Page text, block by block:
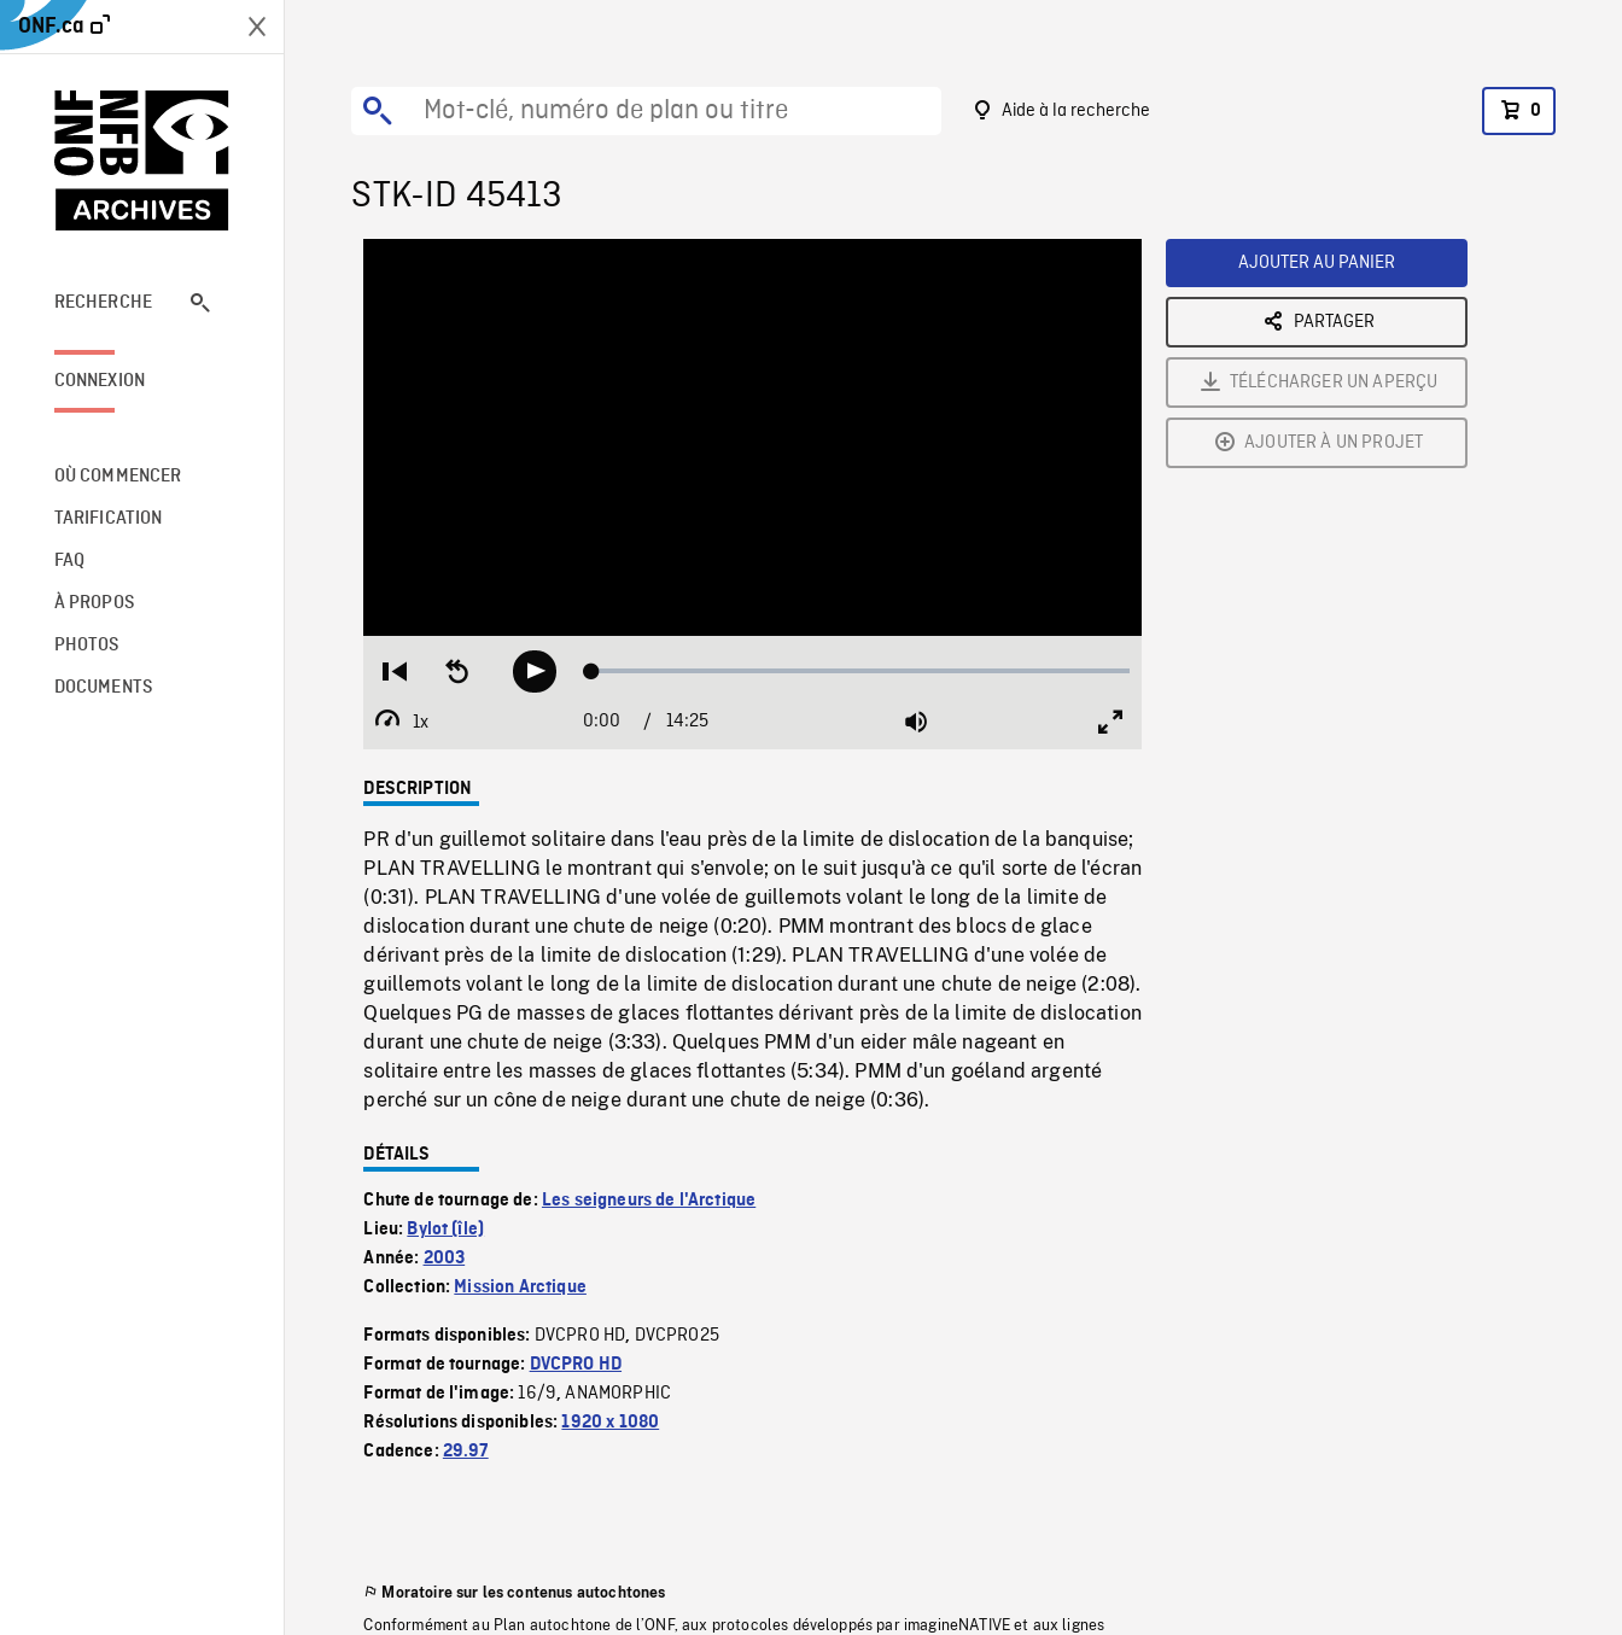
ONF.ca
RECHERCHE
CONNEXION
OÙ COMMENCER
TARIFICATION
FAQ
À PROPOS
PHOTOS
DOCUMENTS
Aide à la recherche 0
STK-ID 45413
Restart
beginning
Seek
backwardPlay Loaded:
1x
Playback
Current
0:00 / Duration
14:25 Mute
DESCRIPTION
PR d'un guillemot solitaire dans l'eau près de la limite de dislocation de la banquise;
PLAN TRAVELLING le montrant qui s'envole; on le suit jusqu'à ce qu'il sorte de l'écran
(0:31). PLAN TRAVELLING d'une volée de guillemots volant le long de la limite de
dislocation durant une chute de neige (0:20). PMM montrant des blocs de glace
dérivant près de la limite de dislocation (1:29). PLAN TRAVELLING d'une volée de
guillemots volant le long de la limite de dislocation durant une chute de neige (2:08).
Quelques PG de masses de glaces flottantes dérivant près de la limite de dislocation
durant une chute de neige (3:33). Quelques PMM d'un eider mâle nageant en
solitaire entre les masses de glaces flottantes (5:34). PMM d'un goéland argenté
perché sur un cône de neige durant une chute de neige (0:36).
DÉTAILS
Chute de tournage de: Les seigneurs de l'Arctique
Lieu: Bylot (île)
Année: 2003
Collection: Mission Arctique
Formats disponibles: DVCPRO HD, DVCPRO25
Format de tournage: DVCPRO HD
Format de l'image:16/9,ANAMORPHIC
Résolutions disponibles:1920 x 1080
Cadence: 29.97
Moratoire sur les contenus autochtones
Conformément au Plan autochtone de l’ONF, aux protocoles développés par imagineNATIVE et aux lignes
AJOUTER AU PANIER
PARTAGER
TÉLÉCHARGER UN APERÇU
AJOUTER À UN PROJET